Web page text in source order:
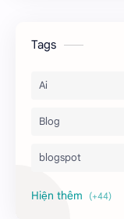
Tags
Ai
Blog
blogspot
Chrome